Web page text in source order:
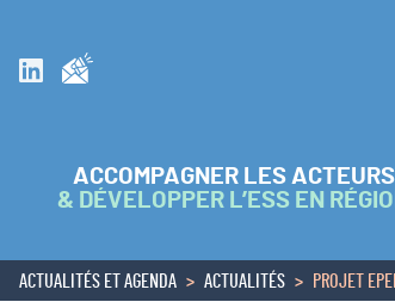
Suivez nous sur Linkedin
ACCOMPAGNER LES ACTEURS
& DÉVELOPPER L’ESS EN
ACCUEIL
ACTUALITÉS ET AGENDA ACTUALITÉS PROJET